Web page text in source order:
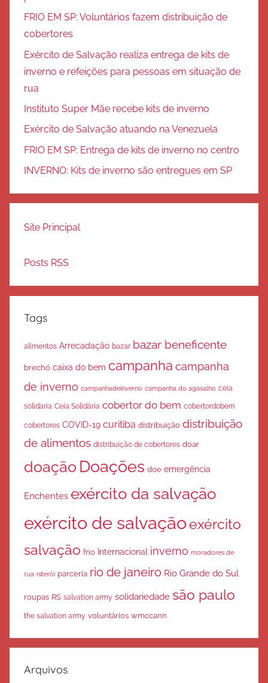
FRIO EM SP: Voluntários fazem distribuição de
cobertores
Exército de Salvação realiza entrega de kits de
inverno e refeições para pessoas em situação de
rua
Instituto Super Mãe recebe kits de inverno
Exército de Salvação atuando na Venezuela
FRIO EM SP: Entrega de kits de inverno no centro
INVERNO: Kits de inverno são entregues em SP
Site Principal
Posts RSS
Tags
alimentos Arrecadação bazar bazar beneficente
brechó caixa do bem campanha campanha
de inverno campanhadeinverno campanha do agasalho ceia
solidaria Ceia Solidária cobertor do bem cobertordobem
cobertores COVID-19 curitiba distribuição distribuição
de alimentos distribuição de cobertores doar
doação Doações doe emergência
Enchentes exército da salvação
exército de salvaçãoexército
salvação frio Internacional inverno moradores de
rua niterói parceria rio de janeiro Rio Grande do Sul
roupas RS salvation army solidariedade são paulo
the salvation army voluntários wmccann
Arquivos